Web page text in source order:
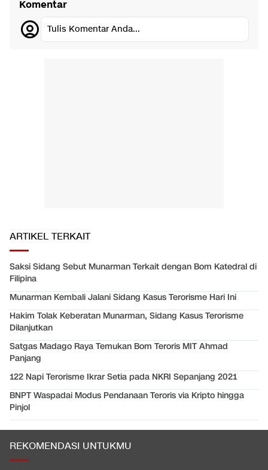
Komentar
Tulis Komentar Anda...
ARTIKEL TERKAIT
Saksi Sidang Sebut Munarman Terkait dengan Bom Katedral di
Filipina
Munarman Kembali Jalani Sidang Kasus Terorisme Hari Ini
Hakim Tolak Keberatan Munarman, Sidang Kasus Terorisme
Dilanjutkan
Satgas Madago Raya Temukan Bom Teroris MIT Ahmad
Panjang
122 Napi Terorisme Ikrar Setia pada NKRI Sepanjang 2021
BNPT Waspadai Modus Pendanaan Teroris via Kripto hingga
Pinjol
REKOMENDASI UNTUKMU